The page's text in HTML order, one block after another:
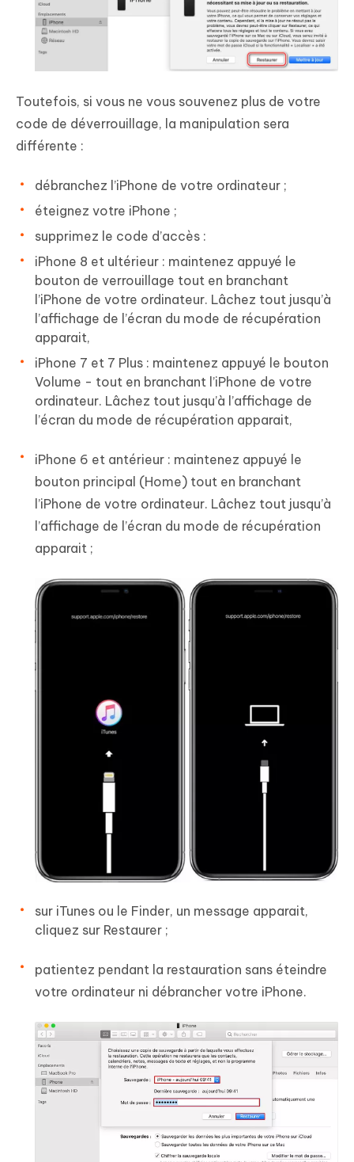
Toutefois, si vous ne vous souvenez plus de votre
code de déverrouillage, la manipulation sera
différente :
débranchez l’iPhone de votre ordinateur ;
éteignez votre iPhone ;
supprimez le code d’accès :
iPhone 8 et ultérieur : maintenez appuyé le
bouton de verrouillage tout en branchant
l’iPhone de votre ordinateur. Lâchez tout jusqu’à
l’affichage de l’écran du mode de récupération
apparait,
iPhone 7 et 7 Plus : maintenez appuyé le bouton
Volume - tout en branchant l’iPhone de votre
ordinateur. Lâchez tout jusqu’à l’affichage de
l’écran du mode de récupération apparait,
iPhone 6 et antérieur : maintenez appuyé le
bouton principal (Home) tout en branchant
l’iPhone de votre ordinateur. Lâchez tout jusqu’à
l’affichage de l’écran du mode de récupération
apparait ;
sur iTunes ou le Finder, un message apparait,
cliquez sur Restaurer ;
patientez pendant la restauration sans éteindre
votre ordinateur ni débrancher votre iPhone.